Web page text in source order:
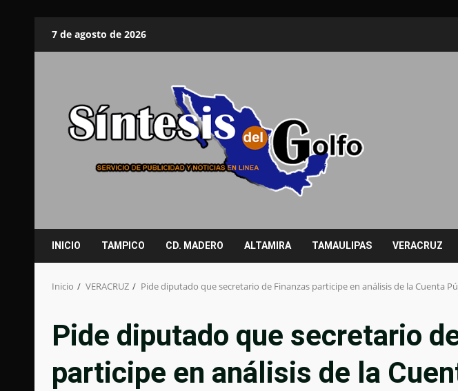
7 de agosto de 2026
INICIO TAMPICO CD. MADERO ALTAMIRA TAMAULIPAS VERACRUZ
Inicio VERACRUZ Pide diputado que secretario de Finanzas participe en análisis de la Cuenta
Pide diputado que secretario
participe en análisis de la